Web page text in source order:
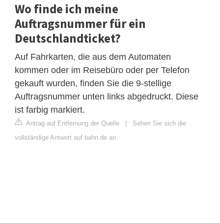
Wo finde ich meine
Auftragsnummer für ein
Deutschlandticket?
Auf Fahrkarten, die aus dem Automaten
kommen oder im Reisebüro oder per Telefon
gekauft wurden, finden Sie die 9-stellige
Auftragsnummer unten links abgedruckt. Diese
ist farbig markiert.
Antrag auf Entfernung der Quelle | Sehen Sie sich die
vollständige Antwort auf bahn.de an